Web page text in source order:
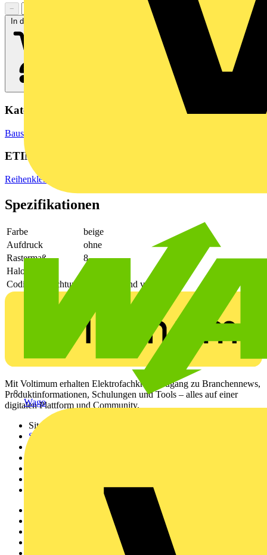
Wago
−
In den Warenkorb
Kategorien
Baustoffe & Verbrauchsmaterialien
ETIM Group
Reihenklemmen
Spezifikationen
Farbe
beige
Aufdruck
ohne
Rastermaß
8
Halogenfrei
Codierungsrichtung
horizontal und vertikal
Mit Voltimum erhalten Elektrofachkräfte Zugang zu Branchennews,
Produktinformationen, Schulungen und Tools – alles auf einer
digitalen Plattform und Community.
Sitemap
Startseite
Downloadbereich (PDFs)